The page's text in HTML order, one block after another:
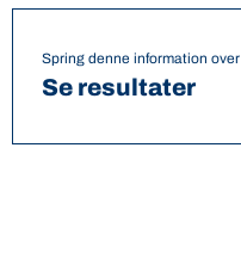
Spring denne information over
Se resultater